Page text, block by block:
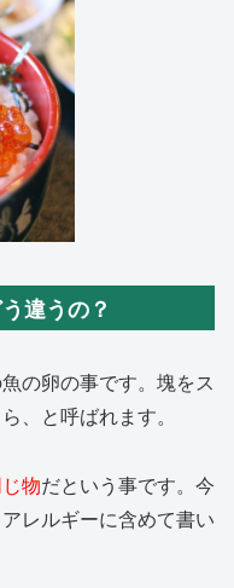
違うの？
の卵の事です。塊をス
、と呼ばれます。
物だという事です。今
レルギーに含めて書い